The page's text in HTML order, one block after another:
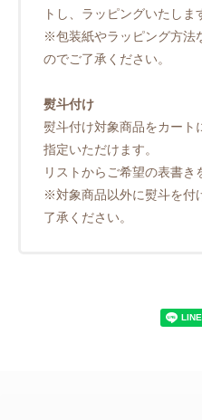
トし、ラッピングいたしま
※包装紙やラッピング方法
のでご了承ください。
熨斗付け
熨斗付け対象商品をカート
指定いただけます。
リストからご希望の表書き
※対象商品以外に熨斗を付
了承ください。